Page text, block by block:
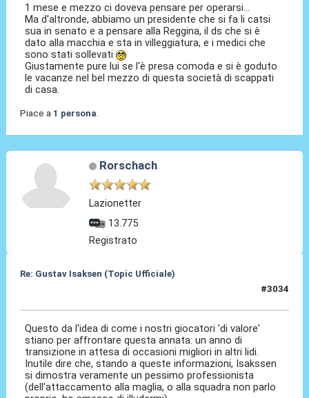
1 mese e mezzo ci doveva pensare per operarsi...
Ma d'altronde, abbiamo un presidente che si fa li catsi
sua in senato e a pensare alla Reggina, il ds che si è
dato alla macchia e sta in villeggiatura, e i medici che
sono stati sollevati
Giustamente pure lui se l'è presa comoda e si è goduto
le vacanze nel bel mezzo di questa società di scappati
di casa.
Piace a 1 persona
Rorschach
Lazionetter
13.775
Registrato
Re: Gustav Isaksen (Topic Ufficiale)
#3034
Questo da l'idea di come i nostri giocatori 'di valore'
stiano per affrontare questa annata: un anno di
transizione in attesa di occasioni migliori in altri lidi.
Inutile dire che, stando a queste informazioni, Isakssen
si dimostra veramente un pessimo professionista
(dell'attaccamento alla maglia, o alla squadra non parlo